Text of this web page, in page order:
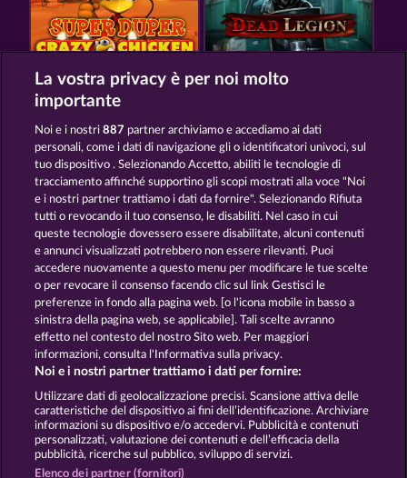
SUPER DUPER MOORHUHN DEAD LEGION
PIGGY KINGS BEER PARTY
Termini e condizioni
Informativa sulla privacy Note legali
Società FAQ Facebook
Invia richiesta di recesso
La vostra privacy è per noi molto
importante
Noi e i nostri887 partner archiviamo e accediamo ai dati
personali, come i dati di navigazione gli o identificatori univoci, sul
tuo dispositivo . Selezionando Accetto, abiliti le tecnologie di
tracciamento affinché supportino gli scopi mostrati alla voce "Noi
e i nostri partner trattiamo i dati da fornire". Selezionando Rifiuta
tutti o revocando il tuo consenso, le disabiliti. Nel caso in cui
queste tecnologie dovessero essere disabilitate, alcuni contenuti
e annunci visualizzati potrebbero non essere rilevanti. Puoi
accedere nuovamente a questo menu per modificare le tue scelte
o per revocare il consenso facendo clic sul link Gestisci le
preferenze in fondo alla pagina web. [o l'icona mobile in basso a
sinistra della pagina web, se applicabile]. Tali scelte avranno
effetto nel contesto del nostro Sito web. Per maggiori
informazioni, consulta l'Informativa sulla privacy.
Noi e i nostri partner trattiamo i dati per fornire:
Utilizzare dati di geolocalizzazione precisi. Scansione attiva delle
caratteristiche del dispositivo ai fini dell’identificazione. Archiviare
informazioni su dispositivo e/o accedervi. Pubblicità e contenuti
personalizzati, valutazione dei contenuti e dell’efficacia della
pubblicità, ricerche sul pubblico, sviluppo di servizi.
Elenco dei partner (fornitori)